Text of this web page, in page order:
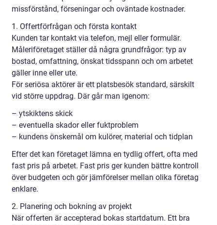
missförstånd, förseningar och oväntade kostnader.
1. Offertförfrågan och första kontakt
Kunden tar kontakt via telefon, mejl eller formulär.
Måleriföretaget ställer då några grundfrågor: typ av
bostad, omfattning, önskat tidsspann och om arbetet
gäller inne eller ute.
För seriösa aktörer är ett platsbesök standard, särskilt
vid större uppdrag. Där går man igenom:
– ytskiktens skick
– eventuella skador eller fuktproblem
– kundens önskemål om kulörer, material och tidplan
Efter det kan företaget lämna en tydlig offert, ofta med
fast pris på arbetet. Fast pris ger kunden bättre kontroll
över budgeten och gör jämförelser mellan olika företag
enklare.
2. Planering och bokning av projekt
När offerten är accepterad bokas startdatum. Ett bra